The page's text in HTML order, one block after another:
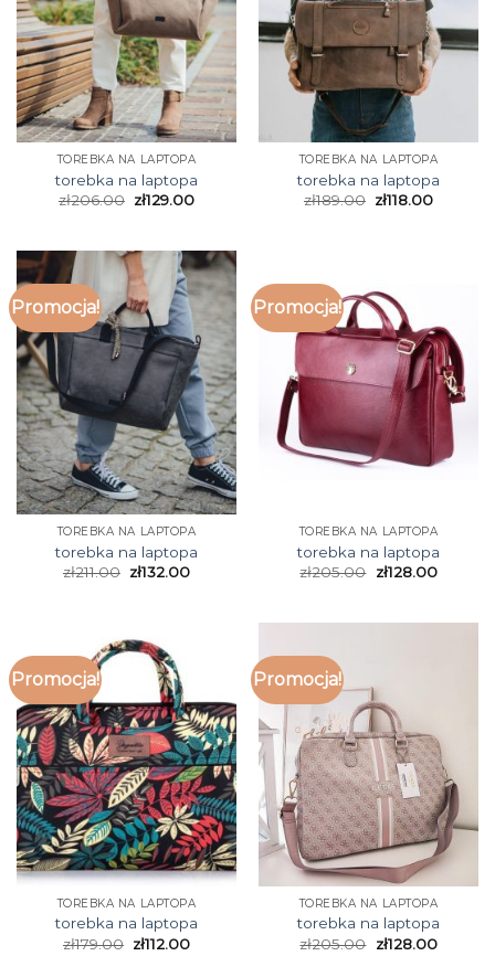
TOREBKA NA LAPTOPA
torebka na laptopa
zł206.00 zł129.00
TOREBKA NA LAPTOPA
torebka na laptopa
zł189.00 zł118.00
Promocja!
TOREBKA NA LAPTOPA
torebka na laptopa
zł211.00 zł132.00
Promocja!
TOREBKA NA LAPTOPA
torebka na laptopa
zł205.00 zł128.00
Promocja!
TOREBKA NA LAPTOPA
torebka na laptopa
zł179.00 zł112.00
Promocja!
TOREBKA NA LAPTOPA
torebka na laptopa
zł205.00 zł128.00